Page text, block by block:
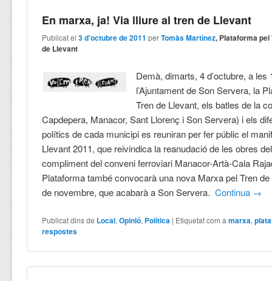
En marxa, ja! Via lliure al tren de Llevant
Publicat el3 d'octubre de 2011 perTomàs Martínez, Plataforma pel
de Llevant
Demà, dimarts, 4 d’octubre, a les
l’Ajuntament de Son Servera, la
Tren de Llevant, els batles de la
Capdepera, Manacor, Sant Llorenç i Son Servera) i els
polítics de cada municipi es reuniran per fer públic el
Llevant 2011, que reivindica la reanudació de les obres
compliment del conveni ferroviari Manacor-Artà-Cala
Plataforma també convocarà una nova Marxa pel Tren
de novembre, que acabarà a Son Servera.Continua →
Publicat dins de Local,Opinió, Política | Etiquetat com a marxa,
respostes